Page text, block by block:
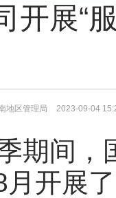
开展“
地区管理局 2023-09-04
期间，
开展